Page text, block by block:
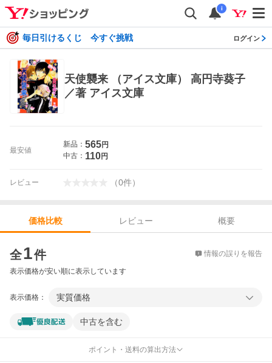
i
毎日引けるくじ 今すぐ挑戦 ログイン
天使襲来 （アイス文庫） 高円寺葵子
／著 アイス文庫
最安値
新品： 565円
中古： 110円
レビュー （0件）
価格比較 レビュー
概要
全1件 情報の誤りを報告
表示価格が安い順に表示しています
表示価格： 実質価格
中古を含む
ポイント・送料の算出方法